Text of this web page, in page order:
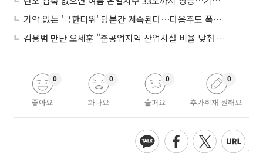
기약 없는 '극한더위' 당분간 계속된다⋯다음주도 폭염·열대야 지속
김용범 만난 오세훈 "준공업지역 산업시설 비율 낮춰 공급 늘려야"
좋아요
0
화나요
0
슬퍼요
0
추가취재 원해요
0